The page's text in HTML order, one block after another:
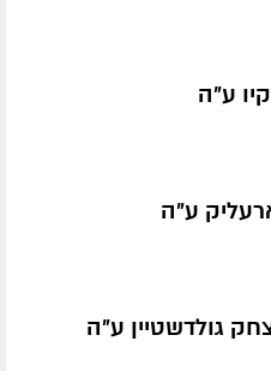
ע״ה
ע״ה
גולדשטיין ע״ה